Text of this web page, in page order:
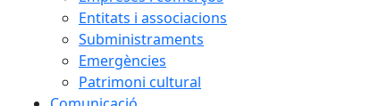
Entitats i associacions
Subministraments
Emergències
Patrimoni cultural